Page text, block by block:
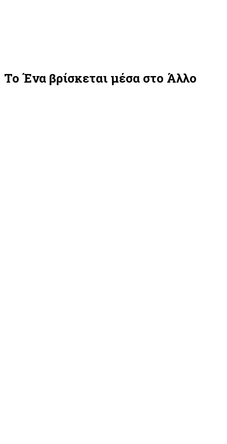
Το Ένα βρίσκεται μέσα στο Άλλο